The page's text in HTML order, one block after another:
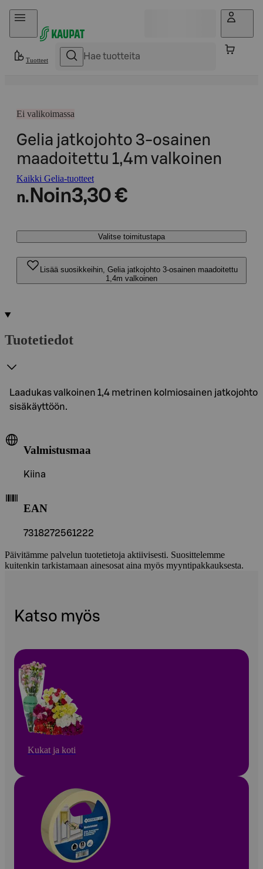
Hyppää sisältöön
Tuotteet
Ei valikoimassa
Gelia jatkojohto 3-osainen
maadoitettu 1,4m valkoinen
Kaikki Gelia-tuotteet
n. Noin3,30 €
Valitse toimitustapa
Lisää suosikkeihin, Gelia jatkojohto 3-osainen maadoitettu
1,4m valkoinen
Tuotetiedot
Laadukas valkoinen 1,4 metrinen kolmiosainen jatkojohto
sisäkäyttöön.
Valmistusmaa
Kiina
EAN
7318272561222
Päivitämme palvelun tuotetietoja aktiivisesti. Suosittelemme
kuitenkin tarkistamaan ainesosat aina myös myyntipakkauksesta.
Katso myös
Kukat ja koti